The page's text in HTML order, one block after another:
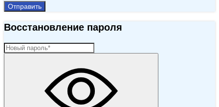
Отправить
Восстановление пароля